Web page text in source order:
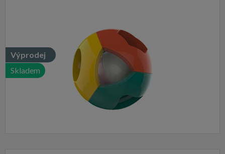
Výprodej
Skladem